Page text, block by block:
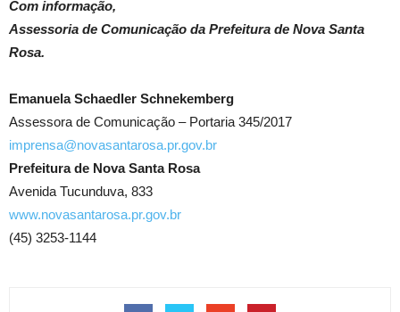
Com informação,
Assessoria de Comunicação da Prefeitura de Nova Santa
Rosa.
Emanuela Schaedler Schnekemberg
Assessora de Comunicação – Portaria 345/2017
imprensa@novasantarosa.pr.gov.br
Prefeitura de Nova Santa Rosa
Avenida Tucunduva, 833
www.novasantarosa.pr.gov.br
(45) 3253-1144